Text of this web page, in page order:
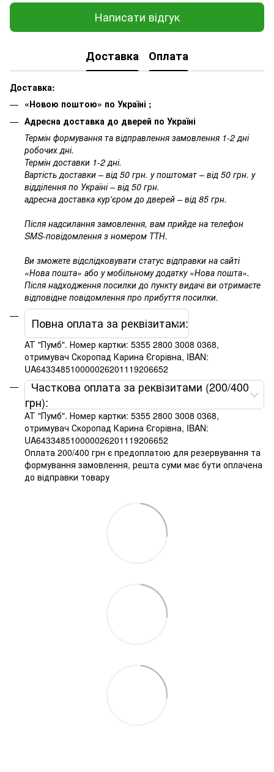
Написати відгук
Доставка Оплата
Доставка:
«Новою поштою» по Україні ;
Адресна доставка до дверей по Україні
Термін формування та відправлення замовлення 1-2 дні
робочих дні.
Термін доставки 1-2 дні.
Вартість доставки – від 50 грн. у поштомат – від 50 грн. у
відділення по Україні – від 50 грн.
адресна доставка кур'єром до дверей – від 85 грн.
Після надсилання замовлення, вам прийде на телефон
SMS-повідомлення з номером ТТН.
Ви зможете відслідковувати статус відправки на сайті
«Нова пошта» або у мобільному додатку «Нова пошта».
Після надходження посилки до пункту видачі ви отримаєте
відповідне повідомлення про прибуття посилки.
Повна оплата за реквізитами:
АТ "Пумб". Номер картки: 5355 2800 3008 0368,
отримувач Скоропад Карина Єгорівна, IBAN:
UA643348510000026201119206652
Часткова оплата за реквізитами (200/400
грн):
АТ "Пумб". Номер картки: 5355 2800 3008 0368,
отримувач Скоропад Карина Єгорівна, IBAN:
UA643348510000026201119206652
Оплата 200/400 грн є предоплатою для резервування та
формування замовлення, решта суми має бути оплачена
до відправки товару